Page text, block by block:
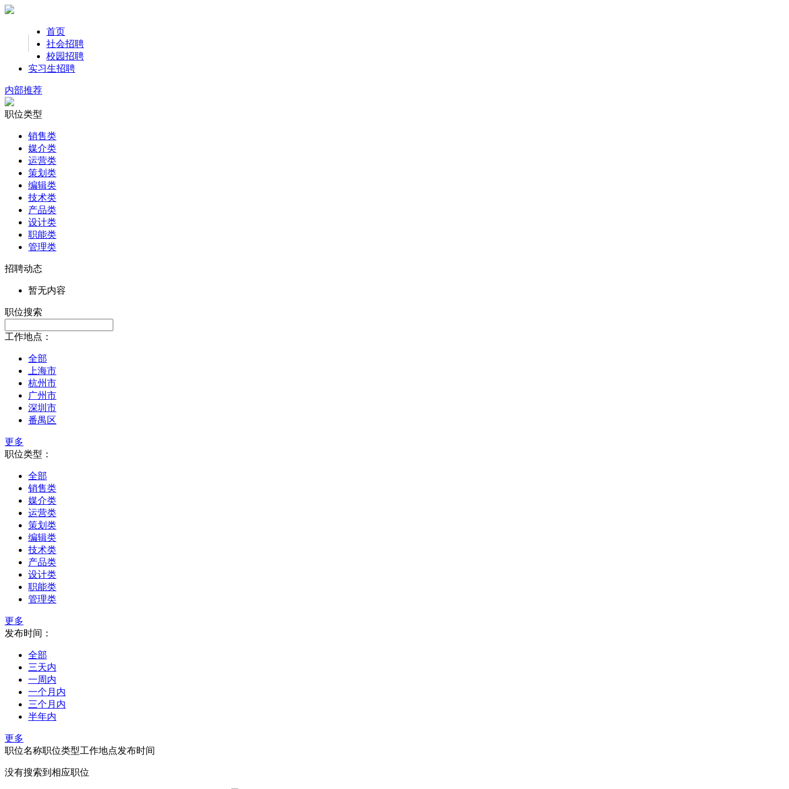
首页
社会招聘
校园招聘
实习生招聘
内部推荐
职位类型
销售类
媒介类
运营类
策划类
编辑类
技术类
产品类
设计类
职能类
管理类
招聘动态
暂无内容
职位搜索
工作地点：
全部
上海市
杭州市
广州市
深圳市
番禺区
更多
职位类型：
全部
销售类
媒介类
运营类
策划类
编辑类
技术类
产品类
设计类
职能类
管理类
更多
发布时间：
全部
三天内
一周内
一个月内
三个月内
半年内
更多
职位名称职位类型工作地点发布时间
没有搜索到相应职位